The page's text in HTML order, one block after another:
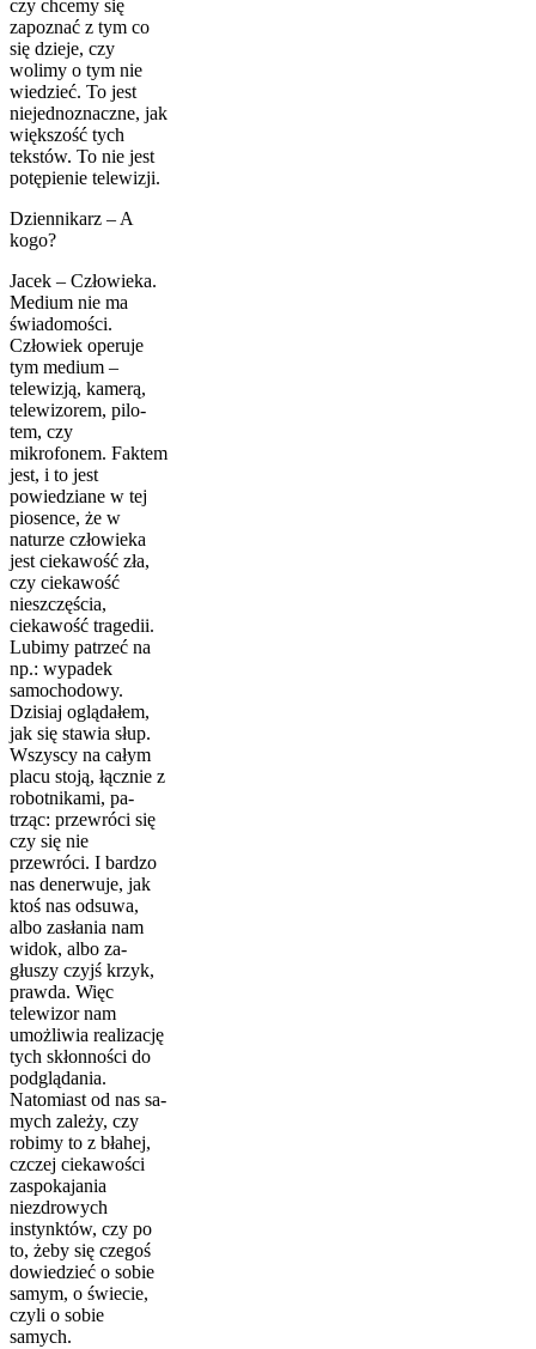
czy chcemy się
zapoznać z tym co
się dzieje, czy
wolimy o tym nie
wiedzieć. To jest
niejednoznaczne, jak
większość tych
tekstów. To nie jest
potę­pienie telewizji.
Dziennikarz – A
kogo?
Jacek – Człowieka.
Medium nie ma
świadomości.
Człowiek operuje
tym medium –
telewizją, kamerą,
telewizorem, pilo­
tem, czy
mikrofonem. Faktem
jest, i to jest
powiedziane w tej
piosence, że w
naturze człowieka
jest ciekawość zła,
czy cie­kawość
nieszczęścia,
ciekawość tragedii.
Lubimy patrzeć na
np.: wypadek
samochodowy.
Dzisiaj oglądałem,
jak się stawia słup.
Wszyscy na całym
placu stoją, łącznie z
robotnikami, pa­
trząc: przewróci się
czy się nie
przewróci. I bardzo
nas dener­wuje, jak
ktoś nas odsuwa,
albo zasłania nam
widok, albo za­
głuszy czyjś krzyk,
prawda. Więc
telewizor nam
umożliwia re­alizację
tych skłonności do
podglądania.
Natomiast od nas sa­
mych zależy, czy
robimy to z błahej,
czczej ciekawości
zaspo­kajania
niezdrowych
instynktów, czy po
to, żeby się czegoś
do­wiedzieć o sobie
samym, o świecie,
czyli o sobie
samych.